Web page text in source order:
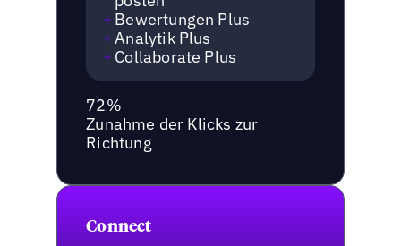
Bewertungen Plus
Analytik Plus
Collaborate Plus
72%
Zunahme der Klicks zur
Richtung
Connect